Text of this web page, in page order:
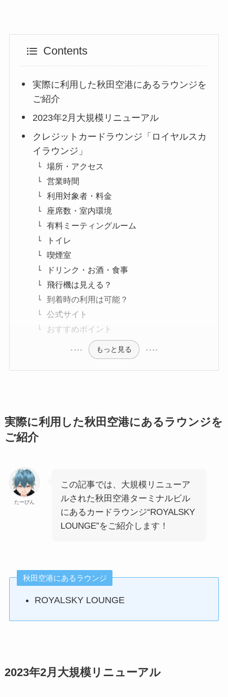
Contents
実際に利用した秋田空港にあるラウンジを
ご紹介
2023年2月大規模リニューアル
クレジットカードラウンジ「ロイヤルスカ
イラウンジ」
場所・アクセス
営業時間
利用対象者・料金
座席数・室内環境
有料ミーティングルーム
トイレ
喫煙室
ドリンク・お酒・食事
飛行機は見える？
到着時の利用は可能？
公式サイト
おすすめポイント
もっと見る
実際に利用した秋田空港にあるラウンジを
ご紹介
たーびん
この記事では、大規模リニューア
ルされた秋田空港ターミナルビル
にあるカードラウンジ“ROYALSKY
LOUNGE”をご紹介します！
秋田空港にあるラウンジ
ROYALSKY LOUNGE
2023年2月大規模リニューアル